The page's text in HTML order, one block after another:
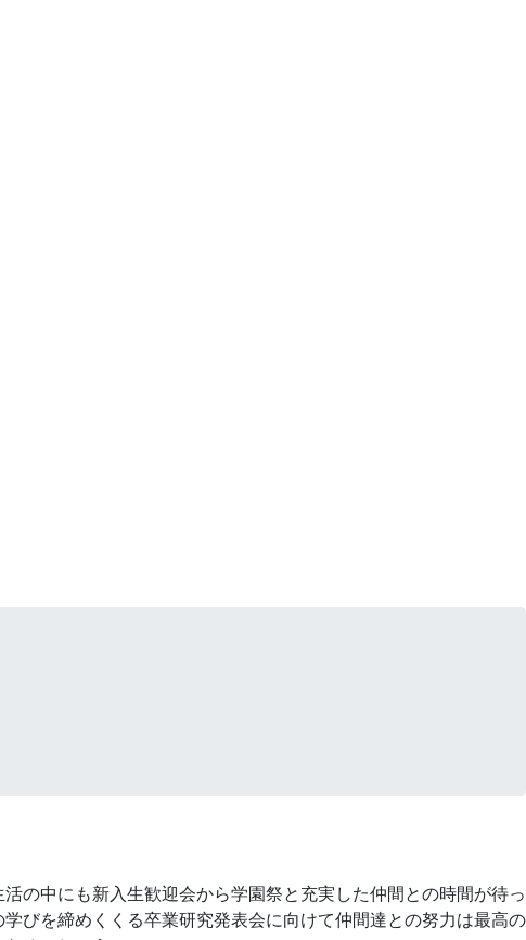
の中にも新入生歓迎会から学園祭と充実した仲間との時間が待っ
びを締めくくる卒業研究発表会に向けて仲間達との努力は最高の